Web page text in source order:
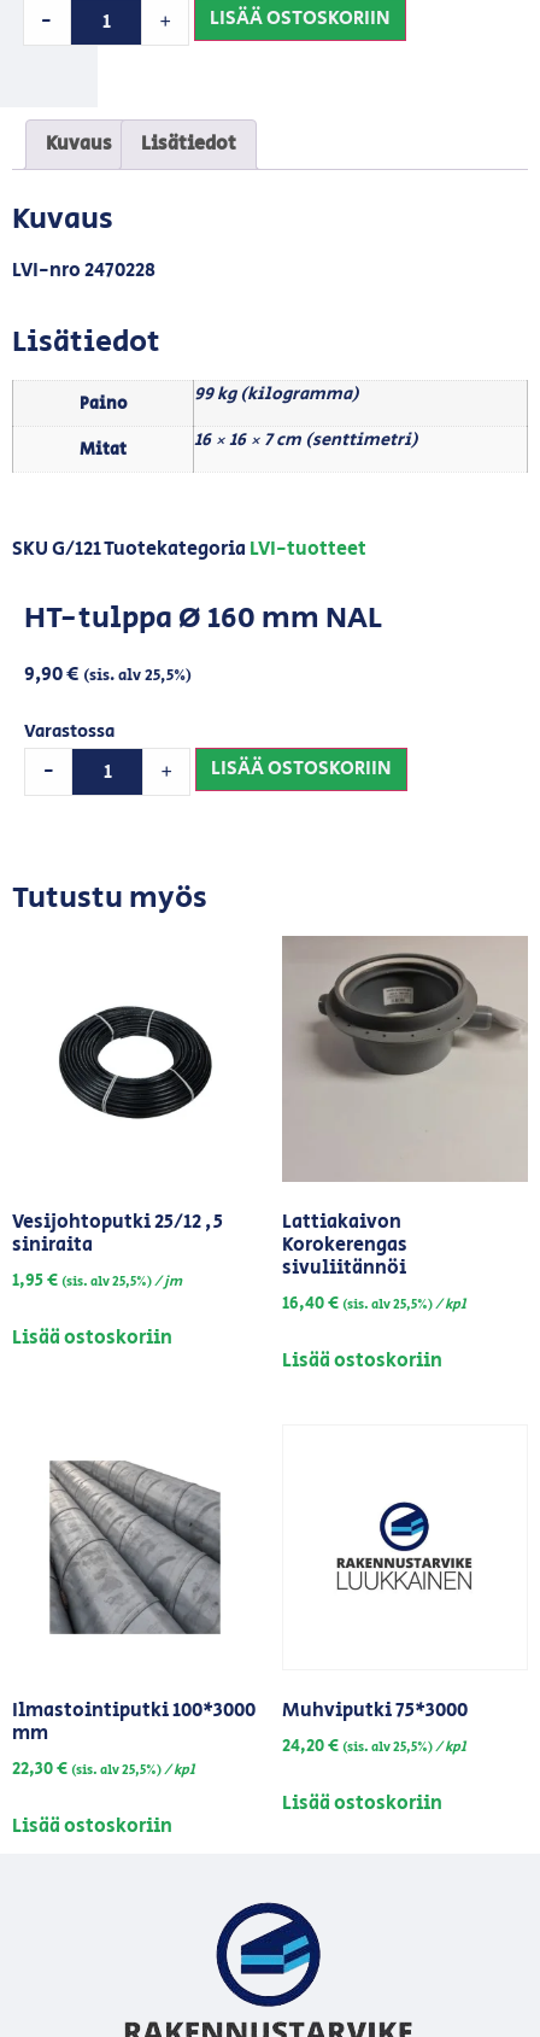
- + LISÄÄ OSTOSKORIIN
Kuvaus Lisätiedot
Kuvaus
LVI-nro 2470228
Lisätiedot
Paino 99 kg (kilogramma)
Mitat 16 × 16 × 7 cm (senttimetri)
SKUG/121Tuotekategoria LVI-tuotteet
HT-tulppa Ø 160 mm NAL
9,90€ (sis. alv 25,5%)
Varastossa
- + LISÄÄ OSTOSKORIIN
Tutustu myös
Vesijohtoputki 25/12 ,5
siniraita
1,95€(sis. alv 25,5%)/ jm
Lisää ostoskoriin
Lattiakaivon
Korokerengas
sivuliitännöi
16,40€(sis. alv 25,5%)/ kpl
Lisää ostoskoriin
Ilmastointiputki 100*3000
mm
22,30€(sis. alv 25,5%)/ kpl
Lisää ostoskoriin
Muhviputki 75*3000
24,20€(sis. alv 25,5%)/ kpl
Lisää ostoskoriin